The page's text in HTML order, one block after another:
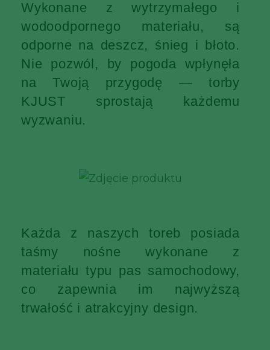
Wykonane z wytrzymałego i
wodoodpornego materiału, są
odporne na deszcz, śnieg i błoto.
Nie pozwól, by pogoda wpłynęła
na Twoją przygodę — torby
KJUST sprostają każdemu
wyzwaniu.
Każda z naszych toreb posiada
taśmy nośne wykonane z
materiału typu pas samochodowy,
co zapewnia im najwyższą
trwałość i atrakcyjny design.